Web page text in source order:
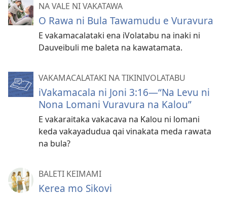
NA VALE NI VAKATAWA
O Rawa ni Bula Tawamudu e Vuravura
E vakamacalataki ena iVolatabu na inaki ni
Dauveibuli me baleta na kawatamata.
VAKAMACALATAKI NA TIKINIVOLATABU
iVakamacala ni Joni 3:16​—“Na Levu ni
Nona Lomani Vuravura na Kalou”
E vakaraitaka vakacava na Kalou ni lomani
keda vakayadudua qai vinakata meda rawata
na bula?
BALETI KEIMAMI
Kerea mo Sikovi